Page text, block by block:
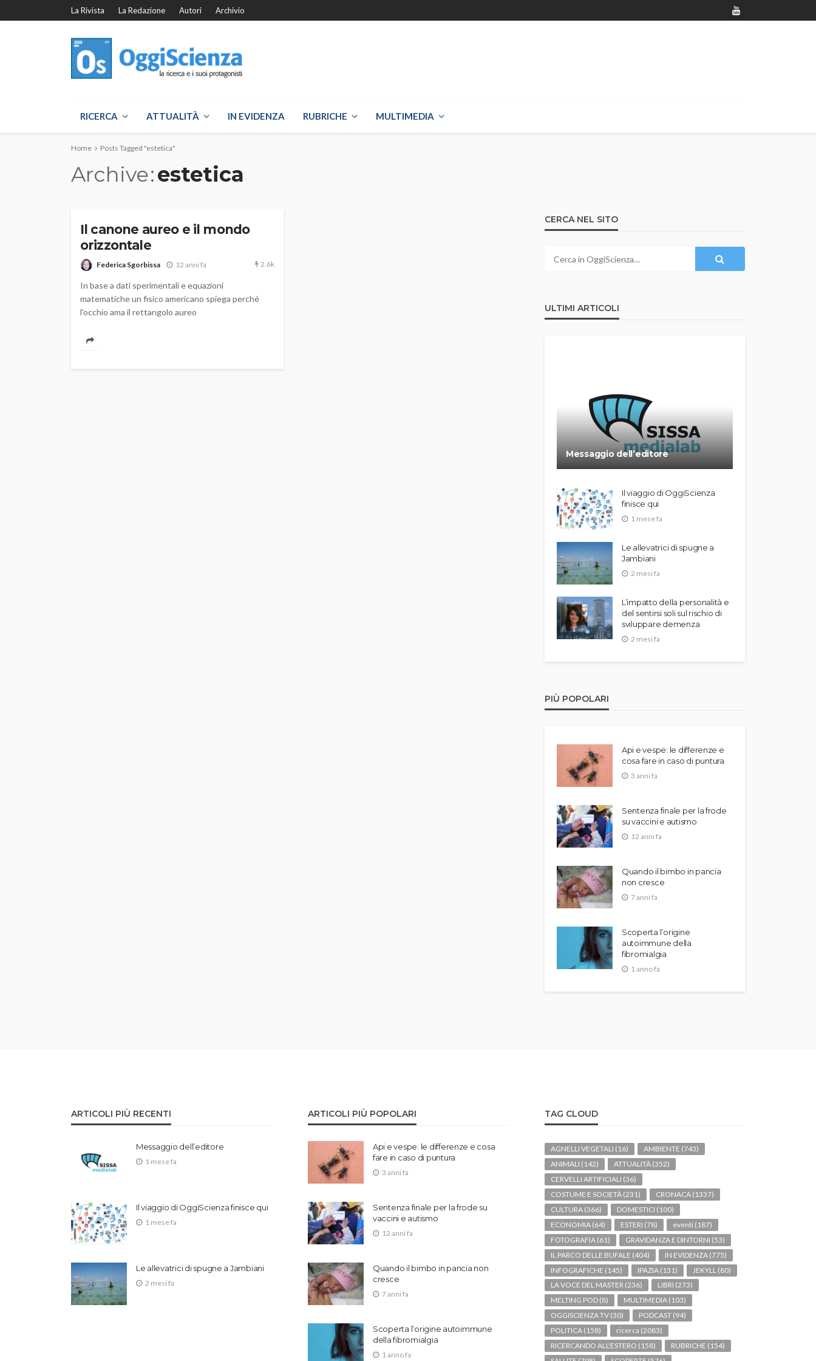
La Rivista La Redazione Autori Archivio
RICERCA ATTUALITÀ IN EVIDENZA RUBRICHE MULTIMEDIA
Home Posts Tagged "estetica"
Archive estetica
Il canone aureo e il mondo
orizzontale
Federica Sgorbissa 12 anni fa 2.6k
In base a dati sperimentali e equazioni
matematiche un fisico americano spiega perché
l'occhio ama il rettangolo aureo
CERCA NEL SITO
ULTIMI ARTICOLI
Messaggio dell’editore
Il viaggio di OggiScienza
finisce qui
1 mese fa
Le allevatrici di spugne a
Jambiani
2 mesi fa
L’impatto della personalità e
del sentirsi soli sul rischio di
sviluppare demenza
2 mesi fa
PIÙ POPOLARI
Api e vespe: le differenze e
cosa fare in caso di puntura
3 anni fa
Sentenza finale per la frode
su vaccini e autismo
12 anni fa
Quando il bimbo in pancia
non cresce
7 anni fa
Scoperta l’origine
autoimmune della
fibromialgia
1 anno fa
ARTICOLI PIÙ RECENTI
Messaggio dell’editore
1 mese fa
Il viaggio di OggiScienza finisce qui
1 mese fa
Le allevatrici di spugne a Jambiani
2 mesi fa
ARTICOLI PIÙ POPOLARI
Api e vespe: le differenze e cosa
fare in caso di puntura
3 anni fa
Sentenza finale per la frode su
vaccini e autismo
12 anni fa
Quando il bimbo in pancia non
cresce
7 anni fa
Scoperta l’origine autoimmune
della fibromialgia
1 anno fa
TAG CLOUD
AGNELLI VEGETALI (16) AMBIENTE (743)
ANIMALI (142) ATTUALITÀ (352)
CERVELLI ARTIFICIALI (36)
COSTUME E SOCIETÀ (231) CRONACA (1337)
CULTURA (366) DOMESTICI (100)
ECONOMIA (64) ESTERI (78) eventi (187)
FOTOGRAFIA (61) GRAVIDANZA E DINTORNI (53)
IL PARCO DELLE BUFALE (404) IN EVIDENZA (775)
INFOGRAFICHE (145) IPAZIA (131) JEKYLL (80)
LA VOCE DEL MASTER (236) LIBRI (273)
MELTING POD (8) MULTIMEDIA (103)
OGGISCIENZA TV (30) PODCAST (94)
POLITICA (158) ricerca (2083)
RICERCANDO ALL'ESTERO (158) RUBRICHE (154)